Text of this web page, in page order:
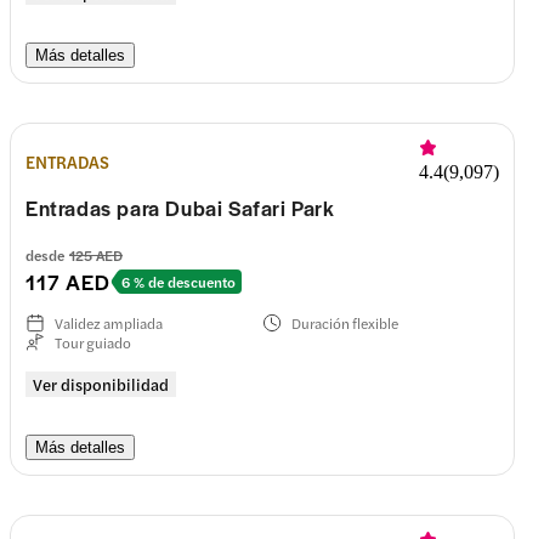
Más detalles
ENTRADAS 4.4(9,097)
Entradas para Dubai Safari Park
desde 125 AED
117 AED 6 % de descuento
Ver disponibilidad
Validez ampliada
Duración flexible
Tour guiado
Más detalles